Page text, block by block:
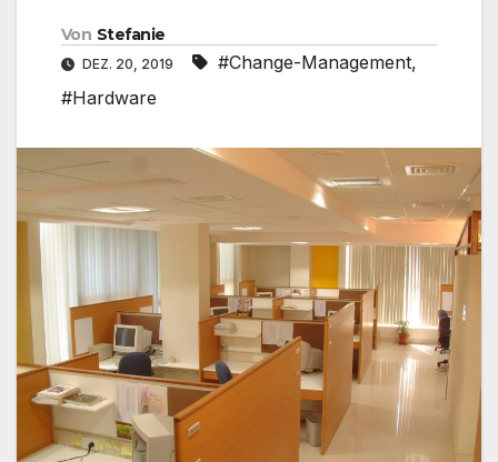
Von Stefanie
DEZ. 20, 2019 #Change-Management,
#Hardware